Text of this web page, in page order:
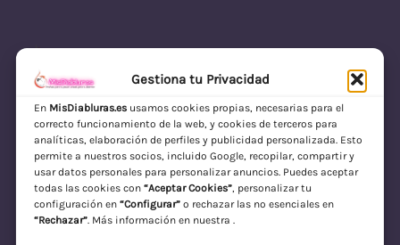
Gestiona tu Privacidad
En MisDiabluras.esusamos cookies propias, necesarias para el
correcto funcionamiento de la web, y cookies de terceros para
analíticas, elaboración de perfiles y publicidad personalizada. Esto
permite a nuestros socios, incluido Google, recopilar, compartir y
usar datos personales para personalizar anuncios. Puedes aceptar
todas las cookies con “Aceptar Cookies”, personalizar tu
configuración en “Configurar”o rechazar las no esenciales en
“Rechazar”. Más información en nuestra .
MisDiabluras | Sexshop Online con Envío
Discreto en España
Acceder